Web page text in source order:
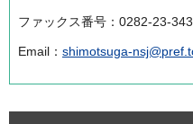
ファックス番号：0282-23-
Email： shimotsuga-